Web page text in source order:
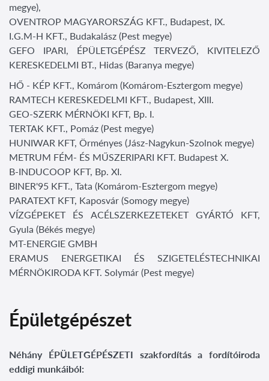
megye),
OVENTROP MAGYARORSZÁG KFT., Budapest, IX.
I.G.M-H KFT., Budakalász (Pest megye)
GEFO IPARI, ÉPÜLETGÉPÉSZ TERVEZŐ, KIVITELEZŐ
KERESKEDELMI BT., Hidas (Baranya megye)
HŐ - KÉP KFT., Komárom (Komárom-Esztergom megye)
RAMTECH KERESKEDELMI KFT., Budapest, XIII.
GEO-SZERK MÉRNÖKI KFT, Bp. I.
TERTAK KFT., Pomáz (Pest megye)
HUNIWAR KFT, Örményes (Jász-Nagykun-Szolnok megye)
METRUM FÉM- ÉS MŰSZERIPARI KFT. Budapest X.
B-INDUCOOP KFT, Bp. XI.
BINER'95 KFT., Tata (Komárom-Esztergom megye)
PARATEXT KFT, Kaposvár (Somogy megye)
VÍZGÉPEKET ÉS ACÉLSZERKEZETEKET GYÁRTÓ KFT,
Gyula (Békés megye)
MT-ENERGIE GMBH
ERAMUS ENERGETIKAI ÉS SZIGETELÉSTECHNIKAI
MÉRNÖKIRODA KFT. Solymár (Pest megye)
Épületgépészet
Néhány ÉPÜLETGÉPÉSZETI szakfordítás a fordítóiroda
eddigi munkáiból: